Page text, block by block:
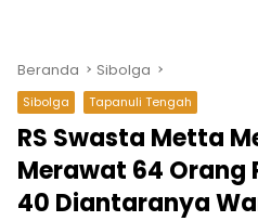
Beranda Sibolga
Sibolga Tapanuli Tengah
RS Swasta Metta
Merawat 64 Orang
40 Diantaranya